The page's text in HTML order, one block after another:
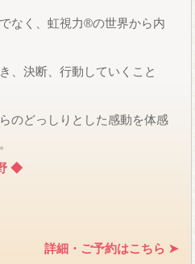
なく、虹視力®️の世界から内
、決断、行動していくこと
のどっしりとした感動を体感
◆
詳細・ご予約はこちら ➤